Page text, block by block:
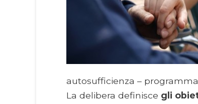
autosufficienza – programma
La delibera definisce gli